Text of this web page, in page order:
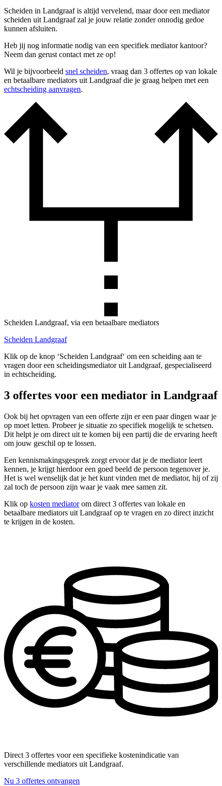
Scheiden in Landgraaf is altijd vervelend, maar door een mediator
scheiden uit Landgraaf zal je jouw relatie zonder onnodig gedoe
kunnen afsluiten.
Heb jij nog informatie nodig van een specifiek mediator kantoor?
Neem dan gerust contact met ze op!
Wil je bijvoorbeeld snel scheiden, vraag dan 3 offertes op van lokale
en betaalbare mediators uit Landgraaf die je graag helpen met een
echtscheiding aanvragen.
Scheiden Landgraaf, via een betaalbare mediators
Scheiden Landgraaf
Klik op de knop ‘Scheiden Landgraaf‘ om een scheiding aan te
vragen door een scheidingsmediator uit Landgraaf, gespecialiseerd
in echtscheiding.
3 offertes voor een mediator in Landgraaf
Ook bij het opvragen van een offerte zijn er een paar dingen waar je
op moet letten. Probeer je situatie zo specifiek mogelijk te schetsen.
Dit helpt je om direct uit te komen bij een partij die de ervaring heeft
om jouw geschil op te lossen.
Een kennismakingsgesprek zorgt ervoor dat je de mediator leert
kennen, je krijgt hierdoor een goed beeld de persoon tegenover je.
Het is wel wenselijk dat je het kunt vinden met de mediator, hij of zij
zal toch de persoon zijn waar je vaak mee samen zit.
Klik op kosten mediatorom direct 3 offertes van lokale en
betaalbare mediators uit Landgraaf op te vragen en zo direct inzicht
te krijgen in de kosten.
Direct 3 offertes voor een specifieke kostenindicatie van
verschillende mediators uit Landgraaf.
Nu 3 offertes ontvangen